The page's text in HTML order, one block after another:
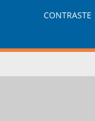
CONTRASTE